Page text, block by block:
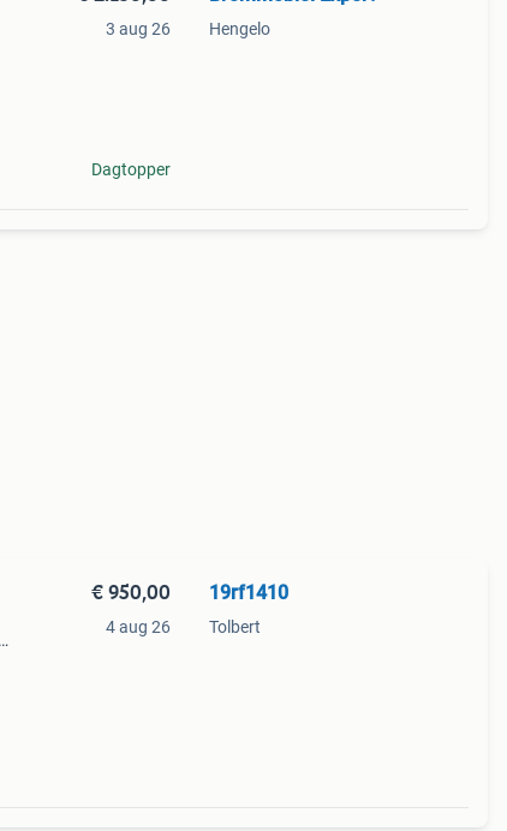
3 aug 26
Dagtopper
Hengelo
€ 950,00
4 aug 26
19rf1410
Tolbert